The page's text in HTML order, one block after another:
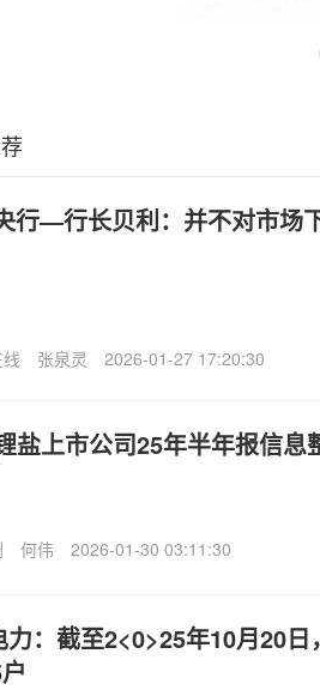
行—行长贝利：并不对市场
张泉灵 2026-01-27 17:20:30
盐上市公司25年半年报信息
何伟 2026-01-30 03:11:30
力：截至2<0>25年10月20